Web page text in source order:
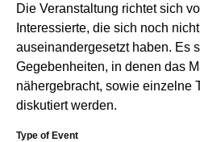
Die Veranstaltung richtet sich
Interessierte, die sich noch
auseinandergesetzt haben. Es
Gegebenheiten, in denen das
nähergebracht, sowie einzelne
diskutiert werden.
Type of Event